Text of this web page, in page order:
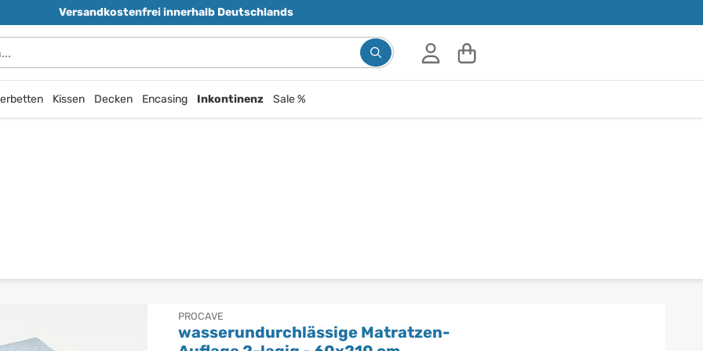
Versandkostenfrei innerhalb Deutschlands
Suchbegriff eingeben, Vorschläge erscheinen während
Kissen Decken Encasing Inkontinenz Sale %
PROCAVE
wasserundurchlässige Matratzen-